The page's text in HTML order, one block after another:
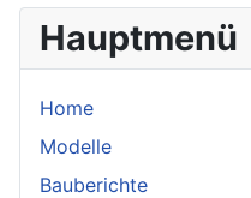
Hauptmenü
Home
Modelle
Bauberichte